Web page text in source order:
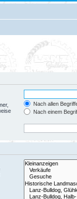
Nach allen
Nach einem